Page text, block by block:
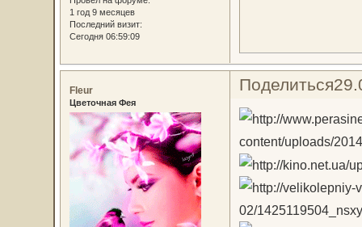
1 год 9 месяцев
Последний визит:
Сегодня 06:59:09
Поделиться
Fleur
Цветочная Фея